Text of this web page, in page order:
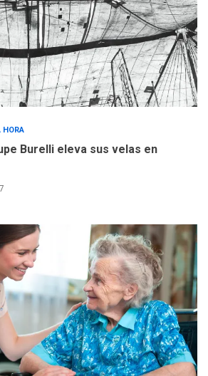
Mariño fortalece capacidad
operativa con flota
vehicular de 60 unidades
adquiridas en un año de
gestión
REGIONALES ÚLTIMA HORA
«Juan Bautista Arismendi» a
la altura de Macho Muerto
trabajan en diplomado para
creación y manejo de
estadísticas de turismo
HORA
Burelli eleva sus velas en